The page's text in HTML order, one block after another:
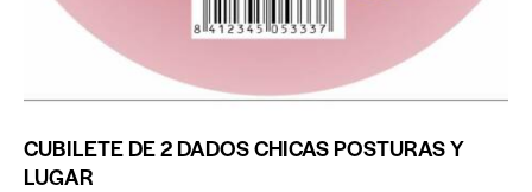
CUBILETE DE 2 DADOS CHICAS POSTURAS Y
LUGAR